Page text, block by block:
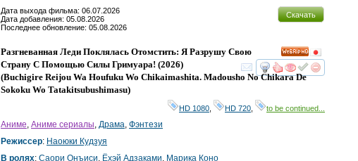
Скачать
Дата выхода фильма: 06.07.2026
Дата добавления: 05.08.2026
Последнее обновление: 05.08.2026
смотретьинтересует
HD
Разгневанная Леди Поклялась Отомстить: Я Разрушу Свою
Страну С Помощью Силы Гримуара! (2026)
(Buchigire Reijou Wa Houfuku Wo Chikaimashita. Madousho No Chikara De
Sokoku Wo Tatakitsubushimasu)
HD 1080, HD 720, to be continued...
Аниме, Аниме сериалы, Драма, Фэнтези
Режиссер: Наоюки Кудзуя
В ролях: Саори Онъиси, Ёхэй Адзаками, Марика Коно